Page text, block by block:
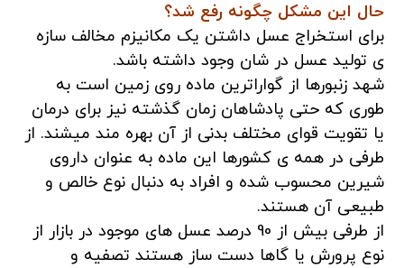
حال این مشکل چگونه رفع شد؟
برای استخراج عسل داشتن یک مکانیزم مخالف سازه
ی تولید عسل در شان وجود داشته باشد.
شهد زنبورها از گواراترین ماده روی زمین است به
طوری که حتی پادشاهان زمان گذشته نیز برای درمان
یا تقویت قوای مختلف بدنی از آن بهره مند میشند. از
طرفی در همه ی کشورها این ماده به عنوان داروی
شیرین محسوب شده و افراد به دنبال نوع خالص و
طبیعی آن هستند.
از طرفی بیش از 90 درصد عسل های موجود در بازار از
نوع پرورش یا گاها دست ساز هستند تصفیه و